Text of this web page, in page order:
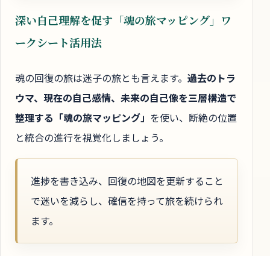
深い自己理解を促す「魂の旅マッピング」ワ
ークシート活用法
魂の回復の旅は迷子の旅とも言えます。 過去のトラ
ウマ、現在の自己感情、未来の自己像を三層構造で
整理する「魂の旅マッピング」 を使い、断絶の位置
と統合の進行を視覚化しましょう。
進捗を書き込み、回復の地図を更新すること
で迷いを減らし、確信を持って旅を続けられ
ます。